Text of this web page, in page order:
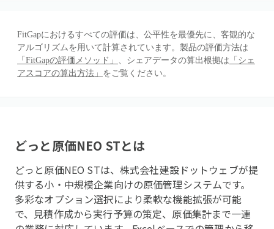
FitGapにおけるすべての評価は、公平性を最優先に、客観的な
アルゴリズムを用いて計算されています。製品の評価方法は
「FitGapの評価メソッド」 、シェアデータの算出根拠は 「シェ
アスコアの算出方法」 をご覧ください。
どっと原価NEO STとは
どっと原価NEO STは、株式会社建設ドットウェブが提
供する小・中規模企業向けの原価管理システムです。
多彩なオプション選択により柔軟な機能拡張が可能
で、見積作成から実行予算の策定、原価集計まで一連